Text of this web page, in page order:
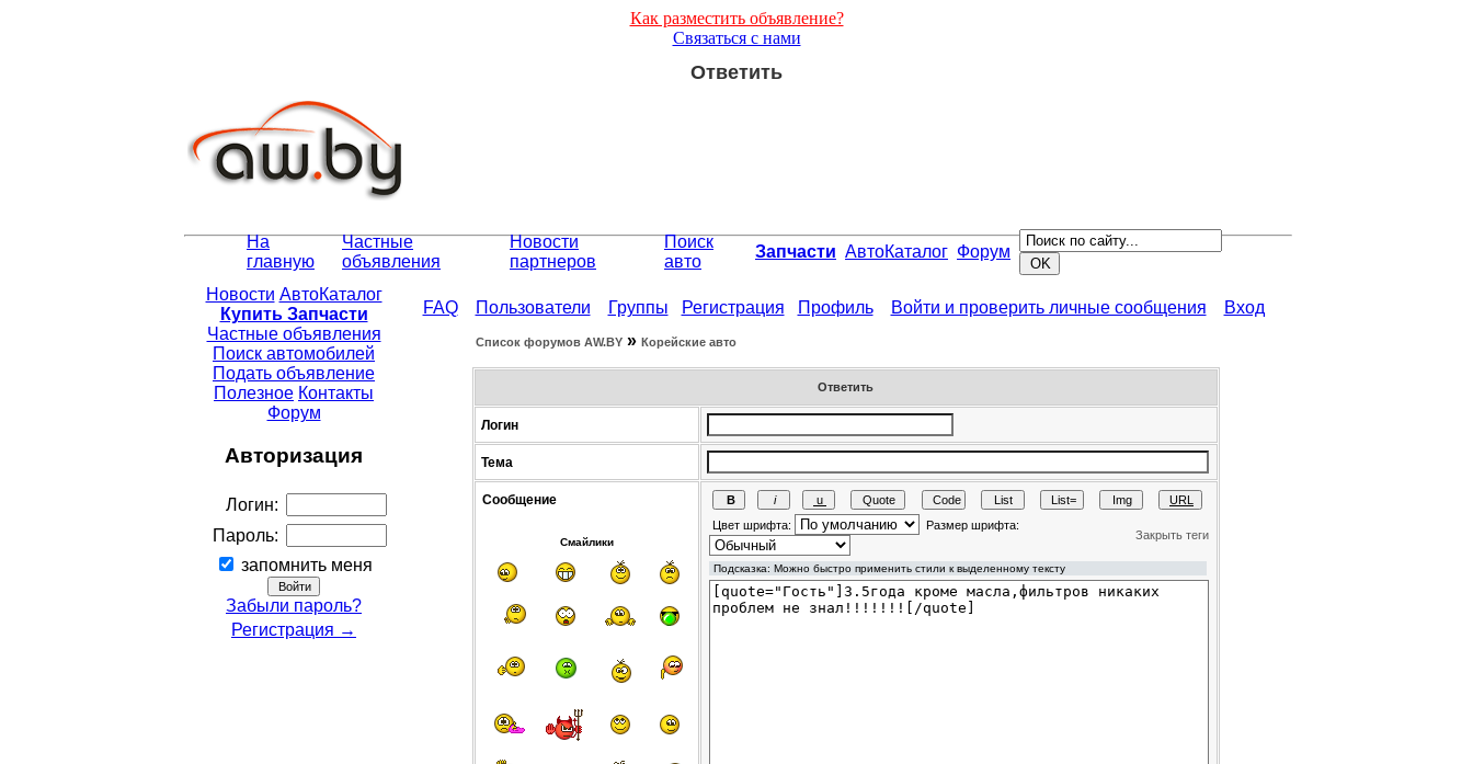
Как разместить объявление?
Связаться с нами
Ответить
На
главную
Частные
объявления
Новости
партнеров
Поиск
авто
Запчасти АвтоКаталог Форум
Новости АвтоКаталог
Купить Запчасти
Частные объявления
Поиск автомобилей
Подать объявление
Полезное Контакты
Форум
Авторизация
Логин:
Пароль:
запомнить меня
Забыли пароль?
Регистрация →
FAQ Пользователи Группы Регистрация Профиль Войти и проверить личные сообщения Вход
Список форумов АW.BY» Корейские авто
Ответить
Логин
Тема
Сообщение
Смайлики
Цвет шрифта: Размер шрифта:
Закрыть теги